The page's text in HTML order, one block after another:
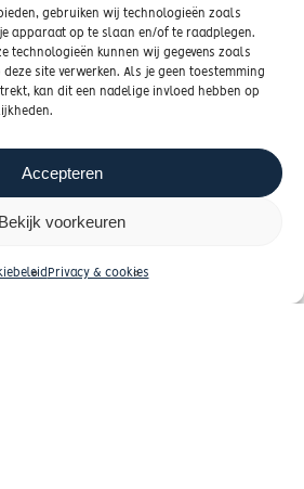
gebruiken wij technologieën zoals
apparaat op te slaan en/of te raadplegen.
technologieën kunnen wij gegevens zoals
site verwerken. Als je geen toestemming
kan dit een nadelige invloed hebben op
Accepteren
Bekijk voorkeuren
Privacy & cookies
vrijblijvend kennismakingsgesprek.
ons
contact op